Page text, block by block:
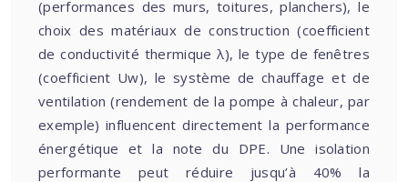
(performances des murs, toitures, planchers), le
choix des matériaux de construction (coefficient
de conductivité thermique λ), le type de fenêtres
(coefficient Uw), le système de chauffage et de
ventilation (rendement de la pompe à chaleur, par
exemple) influencent directement la performance
énergétique et la note du DPE. Une isolation
performante peut réduire jusqu’à 40% la